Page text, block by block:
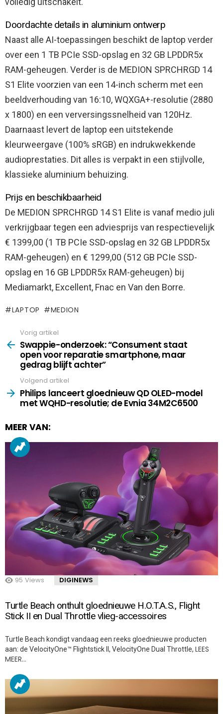
Doordachte details in aluminium ontwerp
Naast alle AI-toepassingen beschikt de laptop verder
over een 1 TB PCIe SSD-opslag en 32 GB LPDDR5x
RAM-geheugen. Verder is de MEDION SPRCHRGD 14
S1 Elite voorzien van een 14-inch scherm met een
beeldverhouding van 16:10, WQXGA+-resolutie (2880
x 1800) en een verversingssnelheid van 120Hz.
Daarnaast levert de laptop een uitstekende
kleurweergave (100% sRGB) en indrukwekkende
audioprestaties. Dit alles is verpakt in een stijlvolle,
klassieke aluminium behuizing.
Prijs en beschikbaarheid
De MEDION SPRCHRGD 14 S1 Elite is vanaf medio juli
verkrijgbaar tegen een adviesprijs van respectievelijk
€ 1399,00 (1 TB PCIe SSD-opslag en 32 GB LPDDR5x
RAM-geheugen) en € 1299,00 (512 GB PCIe SSD-
opslag en 16 GB LPDDR5x RAM-geheugen) bij
Mediamarkt, Excellent, Fnac en Van den Borre.
LAPTOP MEDION
more
Vorig artikel
Swappie-onderzoek: “Consument staat
open voor reparatie smartphone, maar
gedrag blijft achter”
Volgend artikel
Philips lanceert gloednieuw QD OLED-model
met WQHD-resolutie; de Evnia 34M2C6500
MEER VAN:
95 Views DIGINEWS
Turtle Beach onthult gloednieuwe H.O.T.A.S., Flight
Stick II en Dual Throttle vlieg-accessoires
Turtle Beach kondigt vandaag een reeks gloednieuwe producten
aan: de VelocityOne™ Flightstick II, VelocityOne Dual Throttle, LEES
MEER…